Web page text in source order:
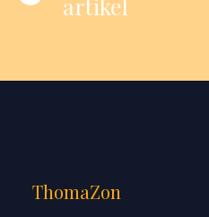
artikel
ThomaZon